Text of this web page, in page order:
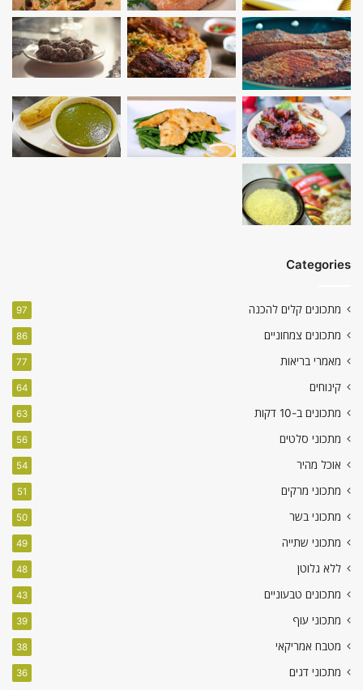
Categories
מתכונים קלים להכנה 97
מתכונים צמחוניים 86
מאמרי בריאות 77
קינוחים 64
מתכונים ב-10 דקות 63
מתכוני סלטים 56
אוכל מהיר 54
מתכוני מרקים 51
מתכוני בשר 50
מתכוני שתייה 49
ללא גלוטן 48
מתכונים טבעוניים 43
מתכוני עוף 39
מטבח אמריקאי 38
מתכוני דגים 36